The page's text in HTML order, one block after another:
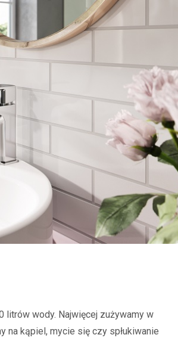
litrów wody. Najwięcej zużywamy w
na kąpiel, mycie się czy spłukiwanie